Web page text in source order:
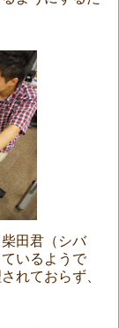
田君（シバ
いるようで
れておらず、